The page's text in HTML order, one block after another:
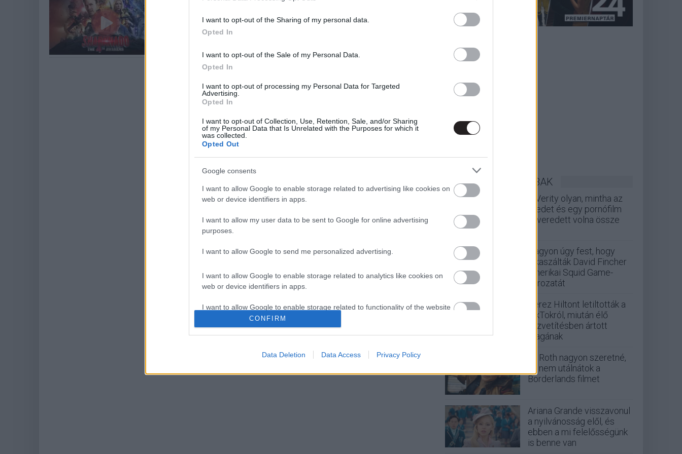
I want to opt-out of the Sharing of my personal data.
Opted In
I want to opt-out of the Sale of my Personal Data.
Opted In
I want to opt-out of processing my Personal Data for Targeted
Advertising.
Opted In
I want to opt-out of Collection, Use, Retention, Sale, and/or Sharing
of my Personal Data that Is Unrelated with the Purposes for which it
was collected.
Opted Out
Google consents
I want to allow Google to enable storage related to advertising like cookies on
web or device identifiers in apps.
I want to allow my user data to be sent to Google for online advertising
purposes.
I want to allow Google to send me personalized advertising.
I want to allow Google to enable storage related to analytics like cookies on
web or device identifiers in apps.
I want to allow Google to enable storage related to functionality of the website
authentication functionality and fraud prevention, and other user protection.
CONFIRM
Data Deletion Data Access Privacy Policy
Cápnádók változatos sora zúdul újfent a világra, a kérdés, hogy jó-e ez
LEGOLVASOTTABBAK
A Verity olyan, mintha az
Eredet és egy pornófilm
keveredett volna össze
Nagyon úgy fest, hogy
elkaszálták David Fincher
amerikai Squid Game-
sorozatát
Perez Hiltont letiltották a
TikTokról, miután élő
közvetítésben ártott
magának
Eli Roth nagyon szeretné,
ha nem utálnátok a
Borderlands filmet
Ariana Grande visszavonul
a nyilvánosság elől, és
ebben a mi felelősségünk
is benne van